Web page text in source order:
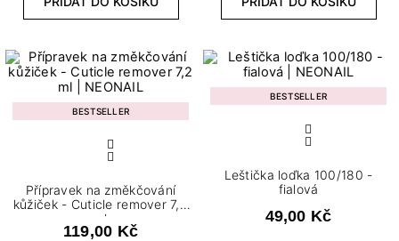
BESTSELLER
Přípravek na změkčování
kůžiček - Cuticle remover 7,2
ml
119,00 Kč
BESTSELLER
Leštička loďka 100/180 -
fialová
49,00 Kč